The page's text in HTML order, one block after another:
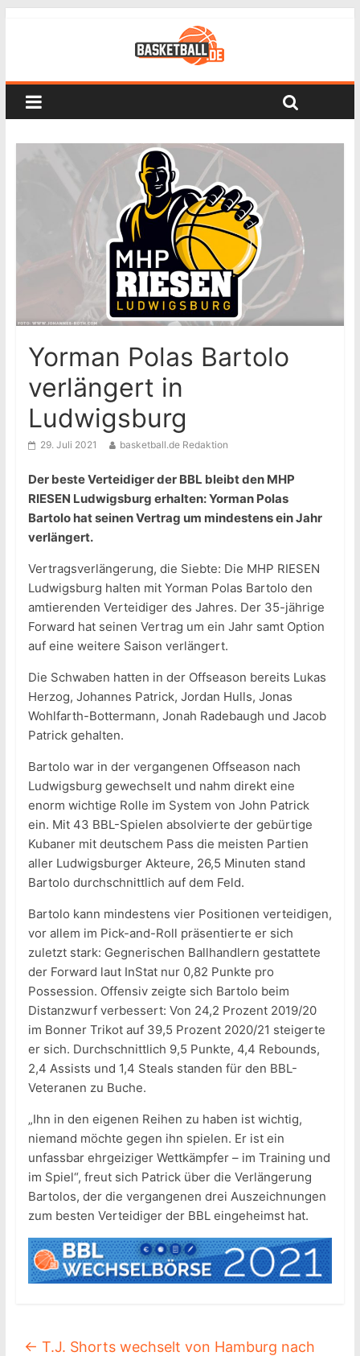
Yorman Polas Bartolo
verlängert in
Ludwigsburg
29. Juli 2021 basketball.de Redaktion
Der beste Verteidiger der BBL bleibt den MHP
RIESEN Ludwigsburg erhalten: Yorman Polas
Bartolo hat seinen Vertrag um mindestens ein Jahr
verlängert.
Vertragsverlängerung, die Siebte: Die MHP RIESEN
Ludwigsburg halten mit Yorman Polas Bartolo den
amtierenden Verteidiger des Jahres. Der 35-jährige
Forward hat seinen Vertrag um ein Jahr samt Option
auf eine weitere Saison verlängert.
Die Schwaben hatten in der Offseason bereits Lukas
Herzog, Johannes Patrick, Jordan Hulls, Jonas
Wohlfarth-Bottermann, Jonah Radebaugh und Jacob
Patrick gehalten.
Bartolo war in der vergangenen Offseason nach
Ludwigsburg gewechselt und nahm direkt eine
enorm wichtige Rolle im System von John Patrick
ein. Mit 43 BBL-Spielen absolvierte der gebürtige
Kubaner mit deutschem Pass die meisten Partien
aller Ludwigsburger Akteure, 26,5 Minuten stand
Bartolo durchschnittlich auf dem Feld.
Bartolo kann mindestens vier Positionen verteidigen,
vor allem im Pick-and-Roll präsentierte er sich
zuletzt stark: Gegnerischen Ballhandlern gestattete
der Forward laut InStat nur 0,82 Punkte pro
Possession. Offensiv zeigte sich Bartolo beim
Distanzwurf verbessert: Von 24,2 Prozent 2019/20
im Bonner Trikot auf 39,5 Prozent 2020/21 steigerte
er sich. Durchschnittlich 9,5 Punkte, 4,4 Rebounds,
2,4 Assists und 1,4 Steals standen für den BBL-
Veteranen zu Buche.
„Ihn in den eigenen Reihen zu haben ist wichtig,
niemand möchte gegen ihn spielen. Er ist ein
unfassbar ehrgeiziger Wettkämpfer – im Training und
im Spiel“, freut sich Patrick über die Verlängerung
Bartolos, der die vergangenen drei Auszeichnungen
zum besten Verteidiger der BBL eingeheimst hat.
← T.J. Shorts wechselt von Hamburg nach